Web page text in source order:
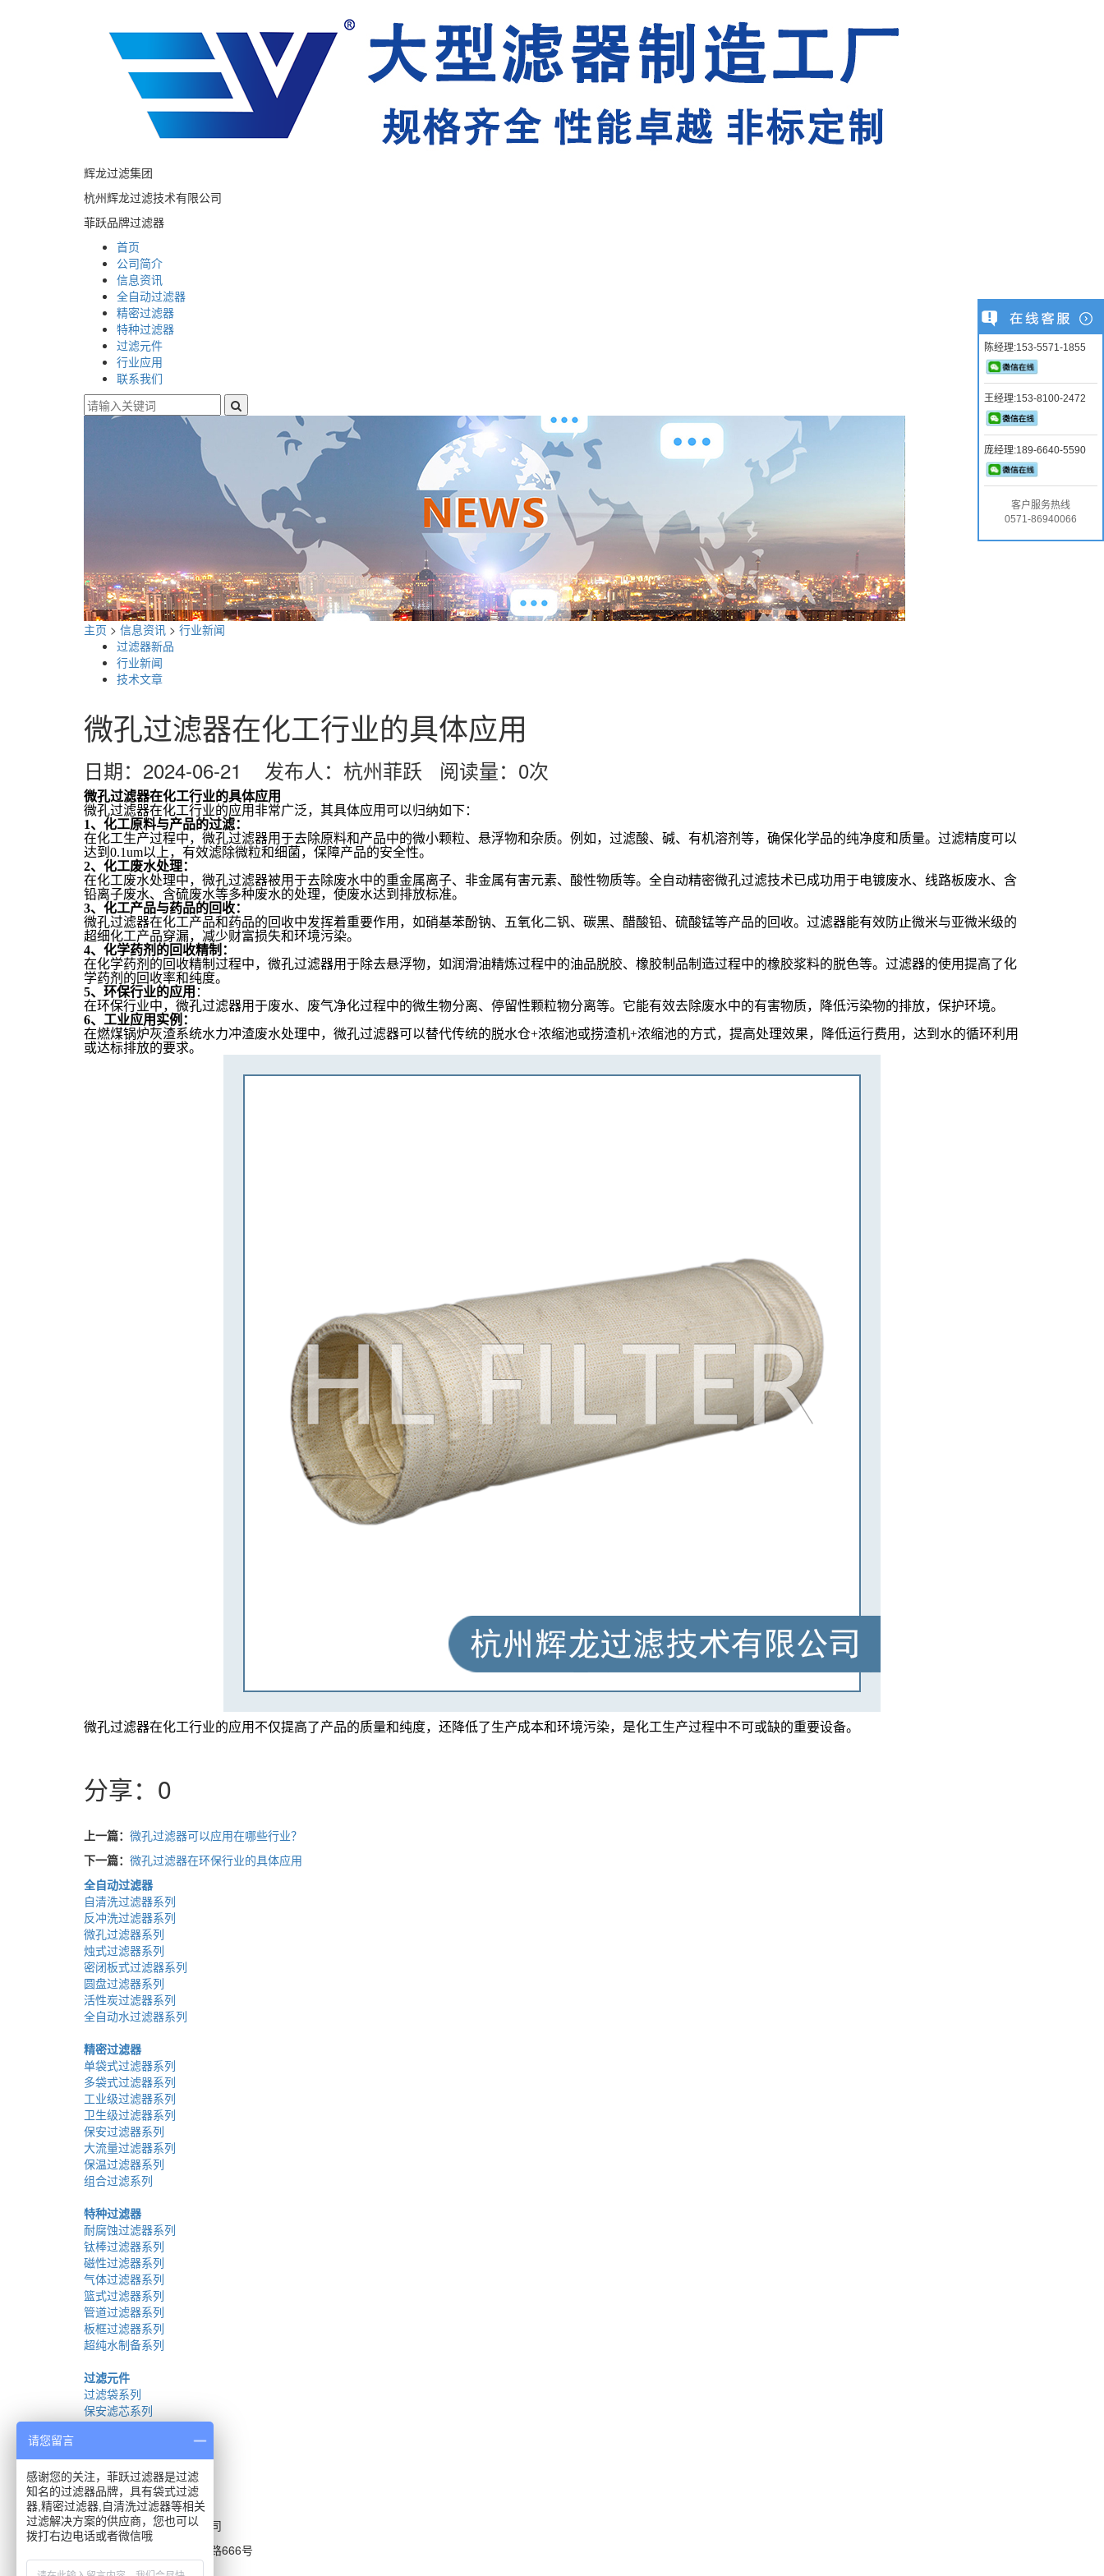
辉龙过滤集团
杭州辉龙过滤技术有限公司
菲跃品牌过滤器
首页
公司简介
信息资讯
全自动过滤器
精密过滤器
特种过滤器
过滤元件
行业应用
联系我们
主页 > 信息资讯 > 行业新闻
过滤器新品
行业新闻
技术文章
微孔过滤器在化工行业的具体应用
日期：2024-06-21 发布人：杭州菲跃 阅读量： 0次
微孔过滤器在化工行业的具体应用
微孔过滤器在化工行业的应用非常广泛，其具体应用可以归纳如下：
1、 化工原料与产品的过滤：
在化工生产过程中，微孔过滤器用于去除原料和产品中的微小颗粒、悬浮物和杂质。例如，过滤酸、碱、有机溶剂等，确保化学品的纯净度和质量。过滤精度可以
达到 0.1um以上，有效滤除微粒和细菌，保障产品的安全性。
2、 化工废水处理：
在化工废水处理中，微孔过滤器被用于去除废水中的重金属离子、非金属有害元素、酸性物质等。全自动精密微孔过滤技术已成功用于电镀废水、线路板废水、含
铅离子废水、含硫废水等多种废水的处理，使废水达到排放标准。
3、 化工产品与药品的回收：
微孔过滤器在化工产品和药品的回收中发挥着重要作用，如硝基苯酚钠、五氧化二钒、碳黑、醋酸铅、硫酸锰等产品的回收。过滤器能有效防止微米与亚微米级的
超细化工产品穿漏，减少财富损失和环境污染。
4、 化学药剂的回收精制：
在化学药剂的回收精制过程中，微孔过滤器用于除去悬浮物，如润滑油精炼过程中的油品脱胶、橡胶制品制造过程中的橡胶浆料的脱色等。过滤器的使用提高了化
学药剂的回收率和纯度。
5、 环保行业的应用 ：
在环保行业中，微孔过滤器用于废水、废气净化过程中的微生物分离、停留性颗粒物分离等。它能有效去除废水中的有害物质，降低污染物的排放，保护环境。
6、 工业应用实例：
在燃煤锅炉灰渣系统水力冲渣废水处理中，微孔过滤器可以替代传统的脱水仓+浓缩池或捞渣机+浓缩池的方式，提高处理效果，降低运行费用，达到水的循环利用
或达标排放的要求。
微孔过滤器在化工行业的应用不仅提高了产品的质量和纯度，还降低了生产成本和环境污染，是化工生产过程中不可或缺的重要设备。
分享： 0
上一篇： 微孔过滤器可以应用在哪些行业？
下一篇： 微孔过滤器在环保行业的具体应用
全自动过滤器
自清洗过滤器系列
反冲洗过滤器系列
微孔过滤器系列
烛式过滤器系列
密闭板式过滤器系列
圆盘过滤器系列
活性炭过滤器系列
全自动水过滤器系列
精密过滤器
单袋式过滤器系列
多袋式过滤器系列
工业级过滤器系列
卫生级过滤器系列
保安过滤器系列
大流量过滤器系列
保温过滤器系列
组合过滤系列
特种过滤器
耐腐蚀过滤器系列
钛棒过滤器系列
磁性过滤器系列
气体过滤器系列
篮式过滤器系列
管道过滤器系列
板框过滤器系列
超纯水制备系列
过滤元件
过滤袋系列
保安滤芯系列
折叠膜滤芯系列
烧结滤芯系列
过滤器配件系列
联系方式
杭州辉龙过滤技术有限公司
浙江省杭州市拱墅区杭行路666号
陈经理:153-5571-1855
王经理:153-8100-2472
庞经理:189-6640-5590
客户服务热线
0571-86940066
请您留言
感谢您的关注，菲跃过滤器是过滤
知名的过滤器品牌，具有袋式过滤
器,精密过滤器,自清洗过滤器等相关
过滤解决方案的供应商，您也可以
拨打右边电话或者微信哦